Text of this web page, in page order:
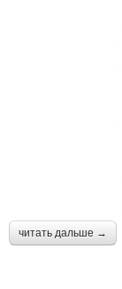
читать дальше →